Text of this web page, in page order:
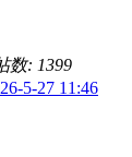
数: 1399
5-27 11:46